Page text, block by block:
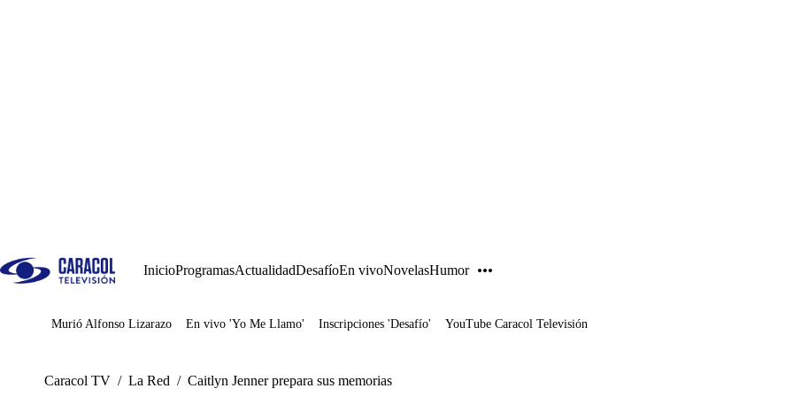
InicioProgramasActualidadDesafíoEn vivoNovelasHumor
Juegos
Murió Alfonso Lizarazo En vivo 'Yo Me Llamo' Inscripciones 'Desafío' YouTube Caracol Televisión
Caracol TV / La Red / Caitlyn Jenner prepara sus memorias